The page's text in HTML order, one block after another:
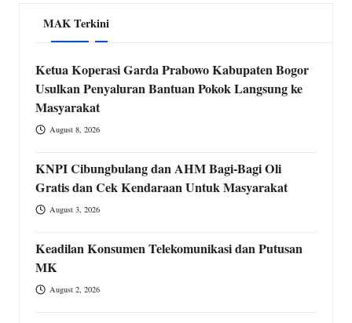
MAK Terkini
Ketua Koperasi Garda Prabowo Kabupaten Bogor
Usulkan Penyaluran Bantuan Pokok Langsung ke
Masyarakat
August 8, 2026
KNPI Cibungbulang dan AHM Bagi-Bagi Oli
Gratis dan Cek Kendaraan Untuk Masyarakat
August 3, 2026
Keadilan Konsumen Telekomunikasi dan Putusan
MK
August 2, 2026